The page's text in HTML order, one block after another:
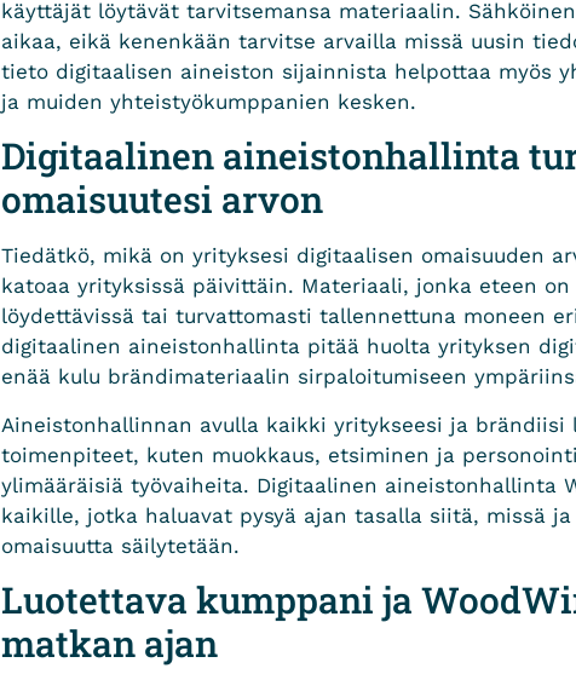
käyttäjät löytävät tarvitsemansa materiaalin.
aikaa, eikä kenenkään tarvitse arvailla missä uusin
tieto digitaalisen aineiston sijainnista helpottaa myös
ja muiden yhteistyökumppanien kesken.
Digitaalinen aineistonhallinta
omaisuutesi arvon
Tiedätkö, mikä on yrityksesi digitaalisen omaisuuden
katoaa yrityksissä päivittäin. Materiaali, jonka eteen
löydettävissä tai turvattomasti tallennettuna moneen
digitaalinen aineistonhallinta pitää huolta yrityksen
enää kulu brändimateriaalin sirpaloitumiseen
Aineistonhallinnan avulla kaikki yritykseesi ja
toimenpiteet, kuten muokkaus, etsiminen ja
ylimääräisiä työvaiheita. Digitaalinen aineistonhallinta
kaikille, jotka haluavat pysyä ajan tasalla siitä, missä
omaisuutta säilytetään.
Luotettava kumppani ja
matkan ajan